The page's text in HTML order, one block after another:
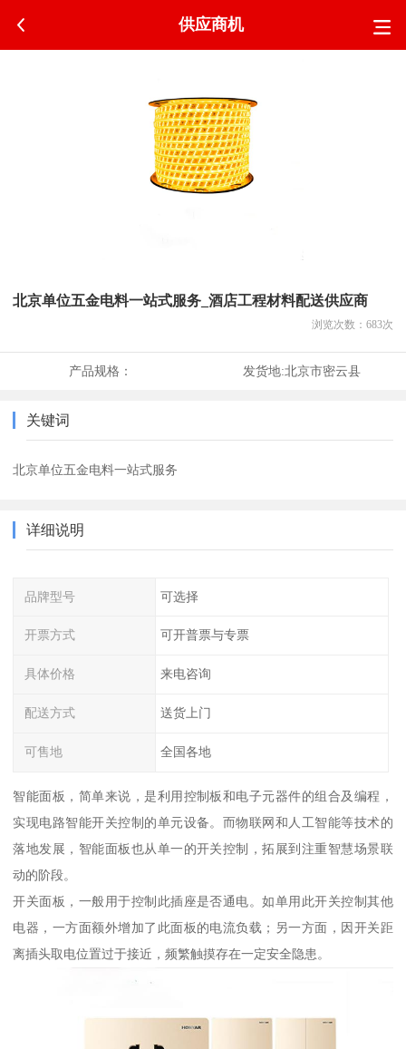
供应商机
北京单位五金电料一站式服务_酒店工程材料配送供应商
浏览次数： 683次
产品规格： 发货地:北京市密云县
关键词
北京单位五金电料一站式服务
详细说明
品牌型号 可选择
开票方式 可开普票与专票
具体价格 来电咨询
配送方式 送货上门
可售地 全国各地
智能面板，简单来说，是利用控制板和电子元器件的组合及编程，
实现电路智能开关控制的单元设备。而物联网和人工智能等技术的
落地发展，智能面板也从单一的开关控制，拓展到注重智慧场景联
动的阶段。
开关面板，一般用于控制此插座是否通电。如单用此开关控制其他
电器，一方面额外增加了此面板的电流负载；另一方面，因开关距
离插头取电位置过于接近，频繁触摸存在一定安全隐患。